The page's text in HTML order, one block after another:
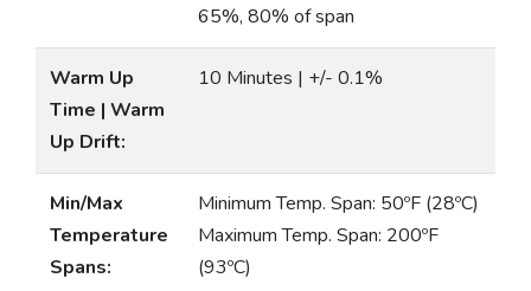
65%, 80% of span
Warm Up
Time | Warm
Up Drift:
10 Minutes | +/- 0.1%
Min/Max
Temperature
Spans:
Minimum Temp. Span: 50ºF (28ºC)
Maximum Temp. Span: 200ºF
(93ºC)